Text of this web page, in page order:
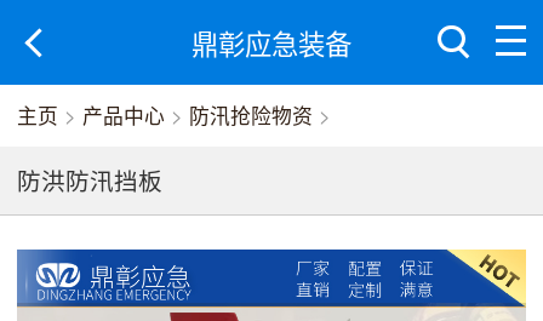
鼎彰应急装备
主页 > 产品中心 > 防汛抢险物资 >
防洪防汛挡板